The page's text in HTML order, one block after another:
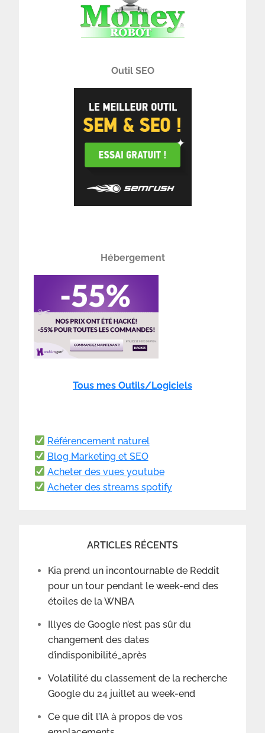
Outil SEO
Hébergement
Tous mes Outils/Logiciels
Référencement naturel
Blog Marketing et SEO
Acheter des vues youtube
Acheter des streams spotify
ARTICLES RÉCENTS
Kia prend un incontournable de Reddit
pour un tour pendant le week-end des
étoiles de la WNBA
Illyes de Google n’est pas sûr du
changement des dates
d’indisponibilité_après
Volatilité du classement de la recherche
Google du 24 juillet au week-end
Ce que dit l’IA à propos de vos